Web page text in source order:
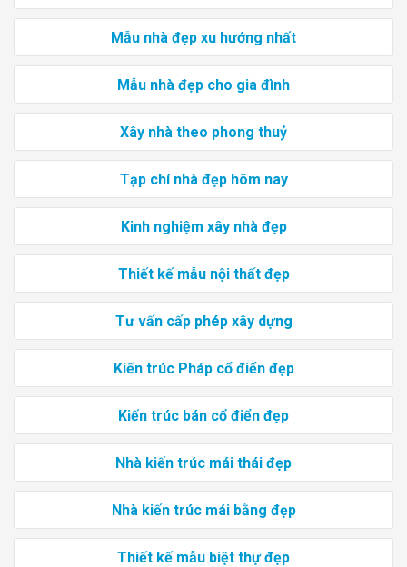
Mẫu nhà đẹp xu hướng nhất
Mẫu nhà đẹp cho gia đình
Xây nhà theo phong thuỷ
Tạp chí nhà đẹp hôm nay
Kinh nghiệm xây nhà đẹp
Thiết kế mẫu nội thất đẹp
Tư vấn cấp phép xây dựng
Kiến trúc Pháp cổ điển đẹp
Kiến trúc bán cổ điển đẹp
Nhà kiến trúc mái thái đẹp
Nhà kiến trúc mái bằng đẹp
Thiết kế mẫu biệt thự đẹp